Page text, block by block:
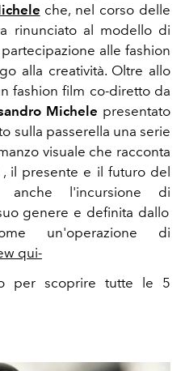
che, nel corso delle
rinunciato al modello di
alle fashion
alla creatività. Oltre allo
fashion film co-diretto da
Michele presentato
sulla passerella una serie
visuale che racconta
, il presente e il futuro del
l'incursione
di
genere e definita dallo
un'operazione di
qui-
per scoprire tutte le 5